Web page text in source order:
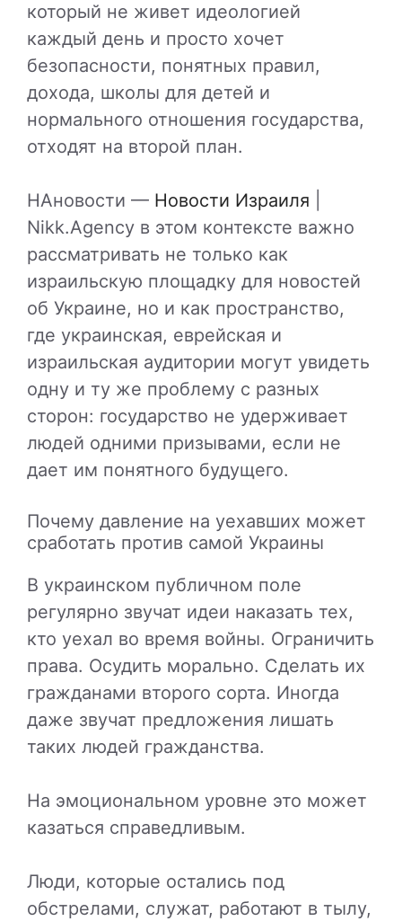
который не живет идеологией
каждый день и просто хочет
безопасности, понятных правил,
дохода, школы для детей и
нормального отношения государства,
отходят на второй план.
НАновости — Новости Израиля
Nikk.Agency в этом контексте важно
рассматривать не только как
израильскую площадку для новостей
об Украине, но и как пространство,
где украинская, еврейская и
израильская аудитории могут увидеть
одну и ту же проблему с разных
сторон: государство не удерживает
людей одними призывами, если не
дает им понятного будущего.
Почему давление на уехавших может
сработать против самой Украины
В украинском публичном поле
регулярно звучат идеи наказать тех,
кто уехал во время войны. Ограничить
права. Осудить морально. Сделать их
гражданами второго сорта. Иногда
даже звучат предложения лишать
таких людей гражданства.
На эмоциональном уровне это может
казаться справедливым.
Люди, которые остались под
обстрелами, служат, работают в тылу,